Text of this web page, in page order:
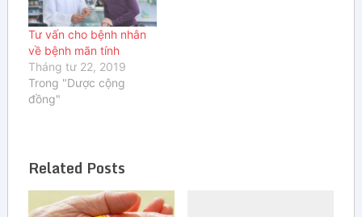
Tư vấn cho bệnh nhân
về bệnh mãn tính
Tháng tư 22, 2019
Trong "Dược cộng
đồng"
Related Posts